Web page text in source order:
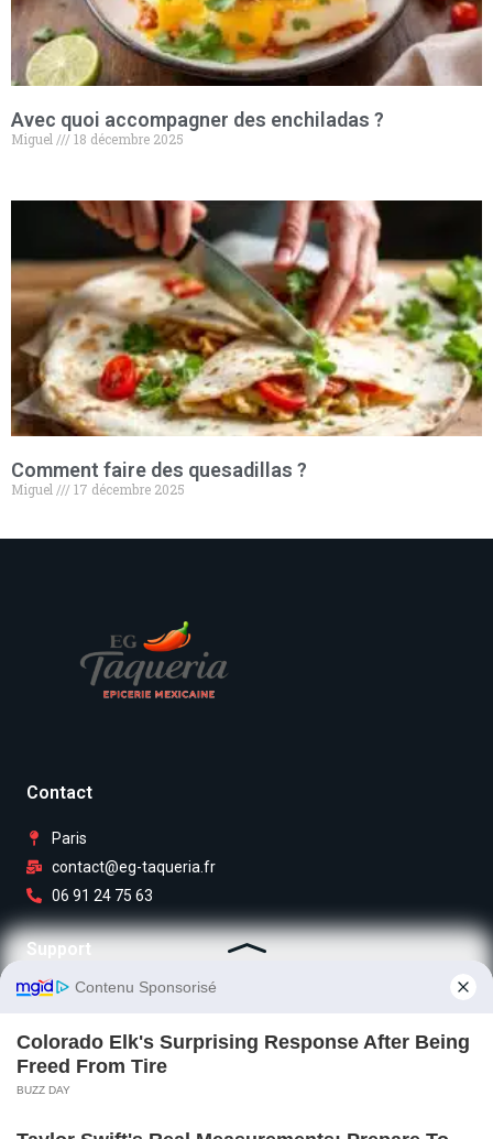
Avec quoi accompagner des enchiladas ?
Miguel 18 décembre 2025
Comment faire des quesadillas​ ?
Miguel 17 décembre 2025
Contact
Paris
contact@eg-taqueria.fr
06 91 24 75 63
Support
Mentions légales
Plan du site